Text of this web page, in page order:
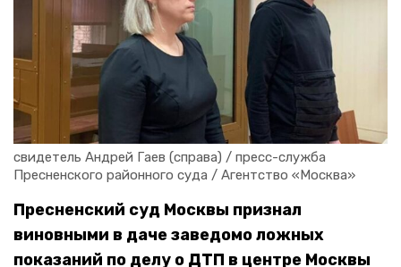
свидетель Андрей Гаев (справа) / пресс-служба
Пресненского районного суда / Агентство «Москва»
Пресненский суд Москвы признал
виновными в даче заведомо ложных
показаний по делу о ДТП в центре Москвы